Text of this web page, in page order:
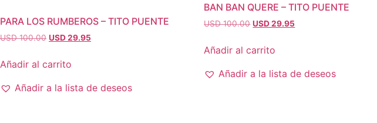
PARA LOS RUMBEROS – TITO PUENTE
USD 100.00 El
original
USD
USD 29.95El
USD
Añadir al carrito
Añadir a la lista de deseos
BAN BAN QUERE – TITO PUENTE
USD 100.00 El
original
USD
USD 29.95El
USD
Añadir al carrito
Añadir a la lista de deseos